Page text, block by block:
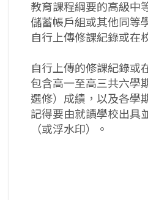
教育課程綱要的高級中
儲蓄帳戶組或其他同等
自行上傳修課紀錄或在
自行上傳的修課紀錄或
包含高一至高三共六學
選修）成績，以及各學
記得要由就讀學校出具
（或浮水印）。